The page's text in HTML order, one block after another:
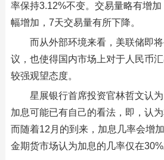
率保持3.12%不变。交易量略有增
幅增加，7天交易量有所下降。
而从外部环境来看，美联储即
议，也使得国内市场上对于人民币
较强观望态度。
星展银行首席投资官林哲文认
加息可能已有自己的看法，即，认
而随着12月的到来，加息几率会增
金期货市场认为加息的几率仅在30%